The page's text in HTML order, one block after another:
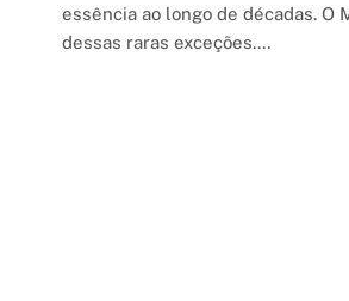
essência ao longo de décadas. O
dessas raras exceções.…